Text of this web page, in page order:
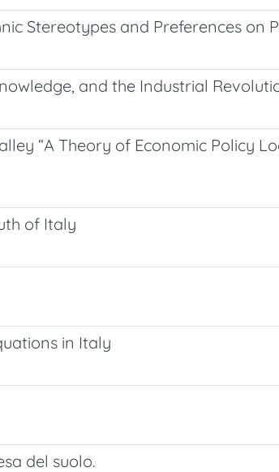
Stereotypes and Preferences on
and the Industrial
“A Theory of Economic Policy
of Italy
in Italy
del suolo.